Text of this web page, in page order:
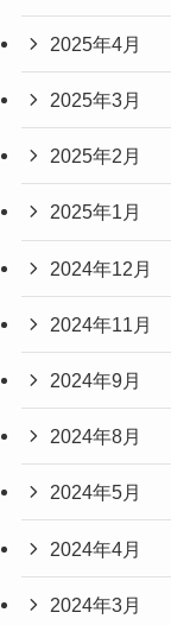
2025年4月
2025年3月
2025年2月
2025年1月
2024年12月
2024年11月
2024年9月
2024年8月
2024年5月
2024年4月
2024年3月